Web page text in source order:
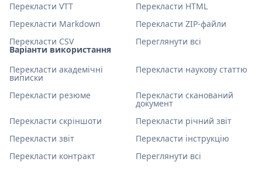
Варіанти використання
Перекласти академічні
виписки
Перекласти наукову статтю
Перекласти резюме Перекласти сканований
документ
Перекласти скріншоти
Перекласти річний звіт
Перекласти звіт
Перекласти інструкцію
Перекласти контракт
Переглянути всі
Перекласти VTT
Перекласти HTML
Перекласти Markdown
Перекласти ZIP-файли
Перекласти CSV
Переглянути всі